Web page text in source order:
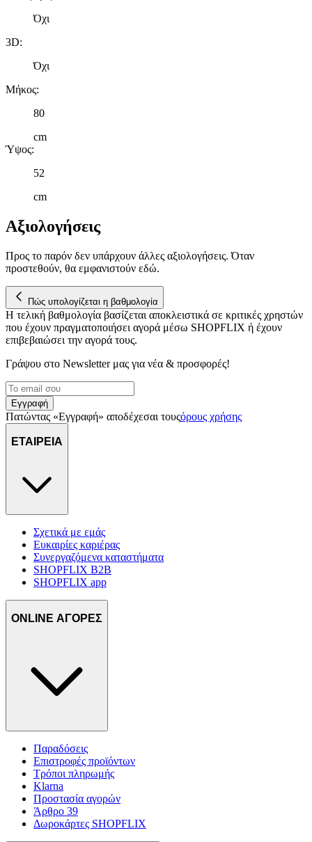
Όχι
3D:
Όχι
Μήκος:
80
cm
Ύψος:
52
cm
Αξιολογήσεις
Προς το παρόν δεν υπάρχουν άλλες αξιολογήσεις. Όταν
προστεθούν, θα εμφανιστούν εδώ.
Πώς υπολογίζεται η βαθμολογία
Η τελική βαθμολογία βασίζεται αποκλειστικά σε κριτικές χρηστών
που έχουν πραγματοποιήσει αγορά μέσω SHOPFLIX ή έχουν
επιβεβαιώσει την αγορά τους.
Γράψου στο Νewsletter μας για νέα & προσφορές!
Εγγραφή
Πατώντας «Εγγραφή» αποδέχεσαι τουςόρους χρήσης
ΕΤΑΙΡΕΙΑ
Σχετικά με εμάς
Ευκαιρίες καριέρας
Συνεργαζόμενα καταστήματα
SHOPFLIX B2B
SHOPFLIX app
ONLINE ΑΓΟΡΕΣ
Παραδόσεις
Επιστροφές προϊόντων
Τρόποι πληρωμής
Klarna
Προστασία αγορών
Άρθρο 39
Δωροκάρτες SHOPFLIX